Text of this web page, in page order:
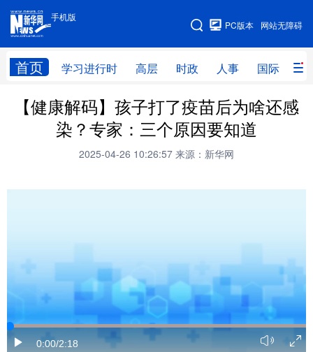
手机版
网站无障碍
PC版本
首页 学习进行时 高层 时政 人事 国际 财
手机版
网站地图
学习进行时 高层 时政 人事
财经 网评
全球连线
科技 科创 量子 体育
中央文件 金融
食品 人居 信息化 数字经济
学术中国 乡村振兴 银龄 溯源中国
【健康解码】孩子打了疫苗后为啥还感
染？专家：三个原因要知道
2025-04-26 10:26:57 来源：新华网
0:00/2:18